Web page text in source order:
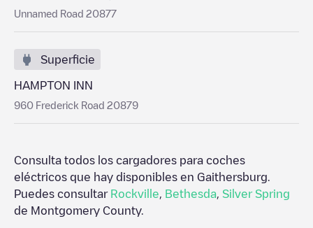
Unnamed Road 20877
Superficie
HAMPTON INN
960 Frederick Road 20879
Consulta todos los cargadores para coches
eléctricos que hay disponibles en Gaithersburg
Puedes consultar Rockville Bethesda Silver Spring
de Montgomery County.